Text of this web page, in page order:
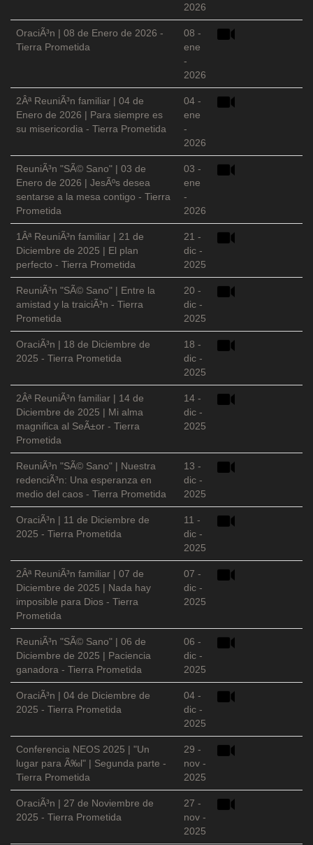
2026
OraciÃ³n | 08 de Enero de 2026 -
Tierra Prometida
08 -
ene
-
2026
2Âª ReuniÃ³n familiar | 04 de
Enero de 2026 | Para siempre es
su misericordia - Tierra Prometida
04 -
ene
-
2026
ReuniÃ³n "SÃ© Sano" | 03 de
Enero de 2026 | JesÃºs desea
sentarse a la mesa contigo - Tierra
Prometida
03 -
ene
-
2026
1Âª ReuniÃ³n familiar | 21 de
Diciembre de 2025 | El plan
perfecto - Tierra Prometida
21 -
dic -
2025
ReuniÃ³n "SÃ© Sano" | Entre la
amistad y la traiciÃ³n - Tierra
Prometida
20 -
dic -
2025
OraciÃ³n | 18 de Diciembre de
2025 - Tierra Prometida
18 -
dic -
2025
2Âª ReuniÃ³n familiar | 14 de
Diciembre de 2025 | Mi alma
magnifica al SeÃ±or - Tierra
Prometida
14 -
dic -
2025
ReuniÃ³n "SÃ© Sano" | Nuestra
redenciÃ³n: Una esperanza en
medio del caos - Tierra Prometida
13 -
dic -
2025
OraciÃ³n | 11 de Diciembre de
2025 - Tierra Prometida
11 -
dic -
2025
2Âª ReuniÃ³n familiar | 07 de
Diciembre de 2025 | Nada hay
imposible para Dios - Tierra
Prometida
07 -
dic -
2025
ReuniÃ³n "SÃ© Sano" | 06 de
Diciembre de 2025 | Paciencia
ganadora - Tierra Prometida
06 -
dic -
2025
OraciÃ³n | 04 de Diciembre de
2025 - Tierra Prometida
04 -
dic -
2025
Conferencia NEOS 2025 | "Un
lugar para Ã‰l" | Segunda parte -
Tierra Prometida
29 -
nov -
2025
OraciÃ³n | 27 de Noviembre de
2025 - Tierra Prometida
27 -
nov -
2025